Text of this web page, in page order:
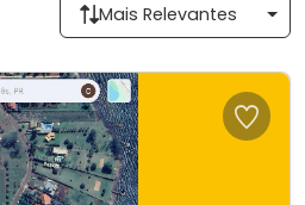
Mais Relevantes